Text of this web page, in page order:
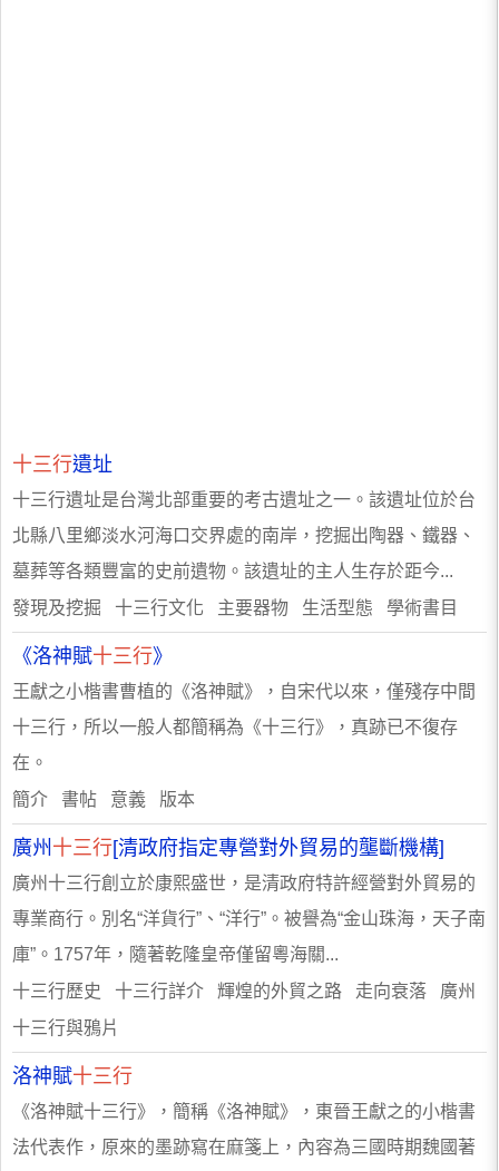
十三行遺址
十三行遺址是台灣北部重要的考古遺址之一。該遺址位於台
北縣八里鄉淡水河海口交界處的南岸，挖掘出陶器、鐵器、
墓葬等各類豐富的史前遺物。該遺址的主人生存於距今...
發現及挖掘 十三行文化 主要器物 生活型態 學術書目
《洛神賦十三行》
王獻之小楷書曹植的《洛神賦》，自宋代以來，僅殘存中間
十三行，所以一般人都簡稱為《十三行》，真跡已不復存
在。
簡介 書帖 意義 版本
廣州 十三行[清政府指定專營對外貿易的壟斷機構]
廣州十三行創立於康熙盛世，是清政府特許經營對外貿易的
專業商行。別名“洋貨行”、“洋行”。被譽為“金山珠海，天子南
庫”。1757年，隨著乾隆皇帝僅留粵海關...
十三行歷史 十三行詳介 輝煌的外貿之路 走向衰落 廣州
十三行與鴉片
洛神賦十三行
《洛神賦十三行》，簡稱《洛神賦》，東晉王獻之的小楷書
法代表作，原來的墨跡寫在麻箋上，內容為三國時期魏國著